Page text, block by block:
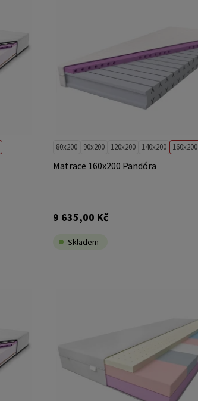
80x200 90x200 120x200 140x200 160x200
Matrace 160x200 Pandóra
9 635,00 Kč
Skladem